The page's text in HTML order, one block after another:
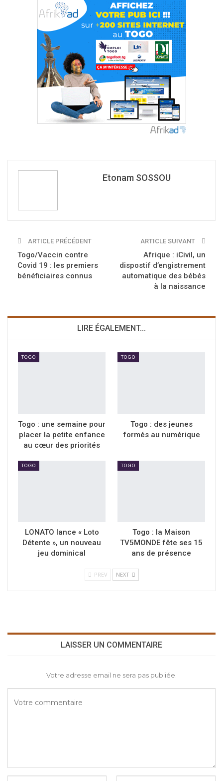
Etonam SOSSOU
ARTICLE PRÉCÉDENT
Togo/Vaccin contre
Covid 19 : les premiers
bénéficiaires connus
ARTICLE SUIVANT
Afrique : iCivil, un
dispostif d’engistrement
automatique des bébés
à la naissance
LIRE ÉGALEMENT...
TOGO
Togo : une semaine pour
placer la petite enfance
au cœur des priorités
TOGO
Togo : des jeunes
formés au numérique
TOGO
LONATO lance « Loto
Détente », un nouveau
jeu dominical
TOGO
Togo : la Maison
TV5MONDE fête ses 15
ans de présence
PREV NEXT
LAISSER UN COMMENTAIRE
Votre adresse email ne sera pas publiée.